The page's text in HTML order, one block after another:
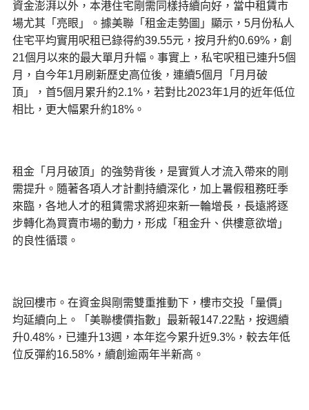
資金澎湃以外，本港住宅剛需同樣持續向好，當中租賃市
場尤其「亮眼」。據美聯「租金走勢圖」顯示，5月份私人
住宅平均實用呎租已錄得約39.55元，按月升約0.69%，創
21個月以來的最大單月升幅。事實上，私宅呎租已連升5個
月，自今年1月刷新歷史高位後，連續5個月「月月破
頂」，首5個月累升約2.1%，若對比2023年1月的近年低位
相比，更大幅累升約18%。
租金「月月破頂」的強勢背後，是實質人才流入帶來的剛
需提升。隨著各項人才計劃持續深化，加上暑假租務旺季
來臨，各地人才的租賃需求將迎來新一輪增長，長遠將逐
步轉化為買賣市場的動力，形成「租金升、供樓意欲增」
的良性循環。
說回樓市。在資金與剛需雙重推動下，樓市交投「量價」
均延續向上。「美聯樓價指數」最新報147.22點，按週續
升0.48%，已連升13週，本年迄今累升近9.3%，較去年低
位反彈約16.58%，續創逾兩年半新高。